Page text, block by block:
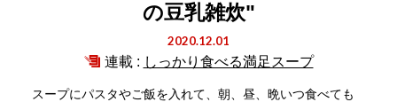
の豆乳雑炊"
2020.12.01
連載 : しっかり食べる満足スープ
スープにパスタやご飯を入れて、朝、昼、晩いつ食べても